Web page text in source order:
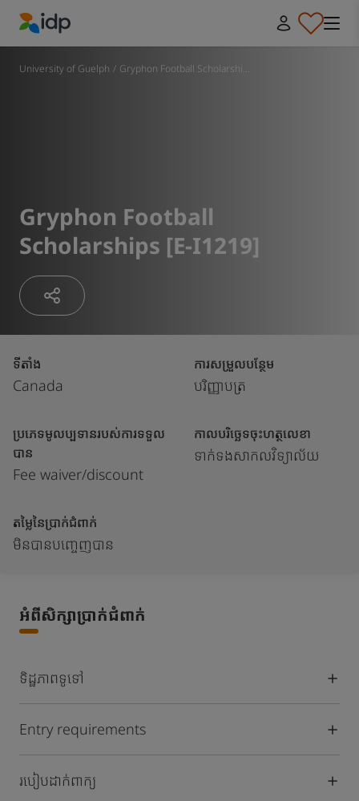
IDP Education
University of Guelph / Gryphon Football Scholarshi...
Gryphon Football
Scholarships [E-I1219]
ទីតាំង
Canada
ការសម្រួលបន្ថែម
បរិញ្ញាបត្រ
ប្រភេទមូលប្បទានរបស់ការទទួល
បាន
Fee waiver/discount
កាលបរិច្ឆេទចុះហត្ថលេខា
ទាក់ទងសាកលវិទ្យាល័យ
តម្លៃនៃប្រាក់ជំពាក់
មិនបានបញ្ចេញបាន
អំពីសិក្សាប្រាក់ជំពាក់
ទិដ្ឋភាពទូទៅ
Entry requirements
របៀបដាក់ពាក្យ